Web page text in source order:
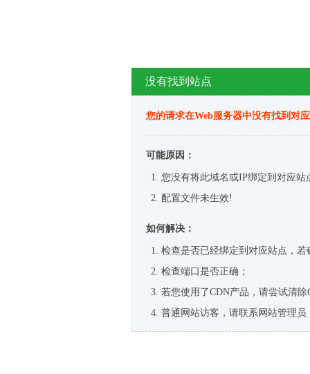
没有找到站点
您的请求在Web服务器中没有找到对
可能原因：
您没有将此域名或IP绑定到对应站
配置文件未生效!
如何解决：
检查是否已经绑定到对应站点，
检查端口是否正确；
若您使用了CDN产品，请尝试清除
普通网站访客，请联系网站管理员